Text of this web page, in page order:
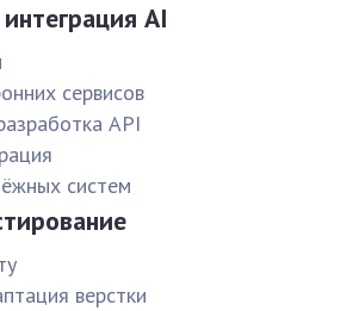
AI
сервисов
API
систем
верстки